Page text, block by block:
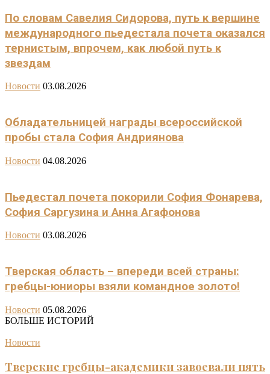
По словам Савелия Сидорова, путь к вершине
международного пьедестала почета оказался
тернистым, впрочем, как любой путь к
звездам
Новости 03.08.2026
Обладательницей награды всероссийской
пробы стала София Андриянова
Новости 04.08.2026
Пьедестал почета покорили София Фонарева,
София Саргузина и Анна Агафонова
Новости 03.08.2026
Тверская область – впереди всей страны:
гребцы-юниоры взяли командное золото!
Новости 05.08.2026
БОЛЬШЕ ИСТОРИЙ
Новости
Тверские гребцы-академики завоевали пять